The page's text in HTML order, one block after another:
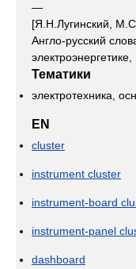
—
[Я.Н.Лугинский,
Англо-русский
Тематики
электротехника,
EN
cluster
instrument cluster
instrument-board
instrument-panel
dashboard